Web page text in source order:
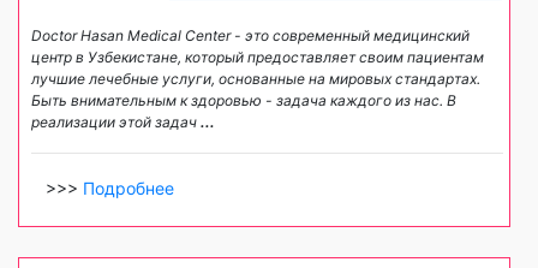
Doctor Hasan Medical Center - это современный медицинский
центр в Узбекистане, который предоставляет своим пациентам
лучшие лечебные услуги, основанные на мировых стандартах.
Быть внимательным к здоровью - задача каждого из нас. В
реализации этой задач ...
>>> Подробнее